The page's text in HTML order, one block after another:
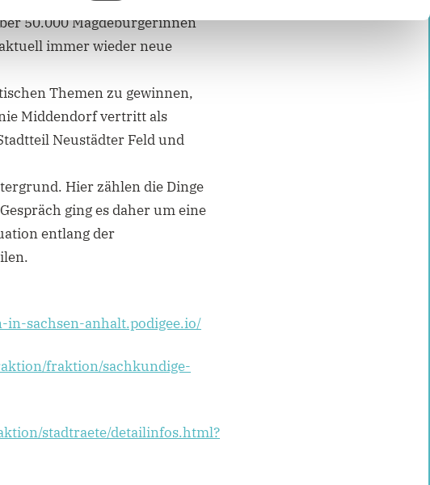
50.000 Magdeburgerinnen
immer wieder neue
Themen zu gewinnen,
Middendorf vertritt als
Neustädter Feld und
Hier zählen die Dinge
ging es daher um eine
entlang der
sachsen-anhalt.podigee.io/
fraktion/sachkundige-
stadtraete/detailinfos.html?